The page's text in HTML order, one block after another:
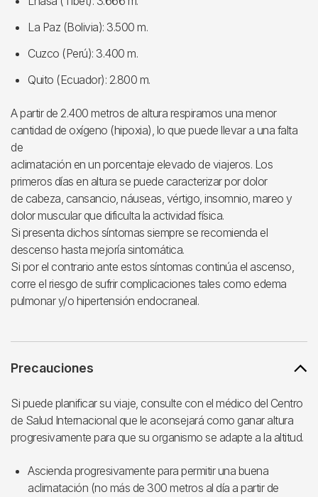
La Paz (Bolivia): 3.500 m.
Cuzco (Perú): 3.400 m.
Quito (Ecuador): 2.800 m.
A partir de 2.400 metros de altura respiramos una menor
cantidad de oxígeno (hipoxia), lo que puede llevar a una falta
de
aclimatación en un porcentaje elevado de viajeros. Los
primeros días en altura se puede caracterizar por dolor
de cabeza, cansancio, náuseas, vértigo, insomnio, mareo y
dolor muscular que dificulta la actividad física.
Si presenta dichos síntomas siempre se recomienda el
descenso hasta mejoría sintomática.
Si por el contrario ante estos síntomas continúa el ascenso,
corre el riesgo de sufrir complicaciones tales como edema
pulmonar y/o hipertensión endocraneal.
Precauciones
Si puede planificar su viaje, consulte con el médico del Centro
de Salud Internacional que le aconsejará como ganar altura
progresivamente para que su organismo se adapte a la altitud.
Ascienda progresivamente para permitir una buena
aclimatación (no más de 300 metros al día a partir de